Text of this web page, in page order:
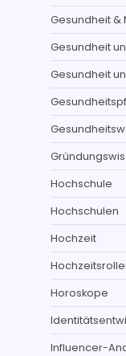
Gesundheit &
Gesundheit
Gesundheit
Hochschule
Hochschulen
Hochzeit
Horoskope
Influencer-